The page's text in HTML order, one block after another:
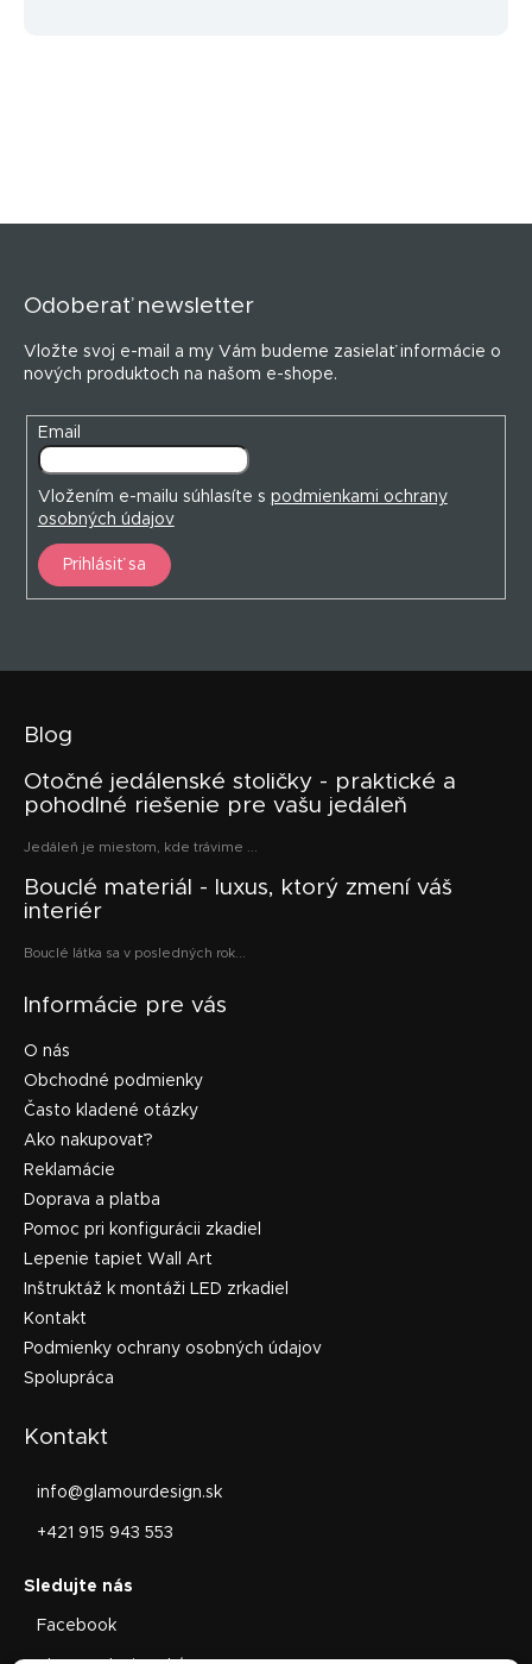
Odoberať newsletter
Vložte svoj e-mail a my Vám budeme zasielať informácie o
nových produktoch na našom e-shope.
Email
Vložením e-mailu súhlasíte s podmienkami ochrany
osobných údajov
Prihlásiť sa
Blog
Otočné jedálenské stoličky - praktické a
pohodlné riešenie pre vašu jedáleň
Jedáleň je miestom, kde trávime ...
Bouclé materiál - luxus, ktorý zmení váš
interiér
Bouclé látka sa v posledných rok...
Informácie pre vás
O nás
Obchodné podmienky
Často kladené otázky
Ako nakupovať?
Reklamácie
Doprava a platba
Pomoc pri konfigurácii zkadiel
Lepenie tapiet Wall Art
Inštruktáž k montáži LED zrkadiel
Kontakt
Podmienky ochrany osobných údajov
Spolupráca
Kontakt
info@glamourdesign.sk
+421 915 943 553
Facebook